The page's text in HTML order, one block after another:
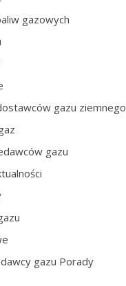
gazowych
gazu ziemnego
gazu
gazu Porady